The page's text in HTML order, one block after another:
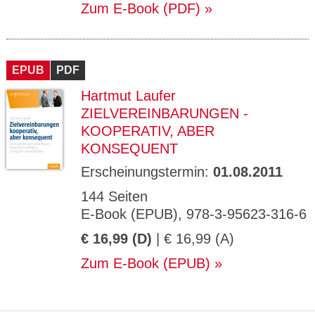
Zum E-Book (PDF)
EPUB PDF
Hartmut Laufer
ZIELVEREINBARUNGEN -
KOOPERATIV, ABER
KONSEQUENT
Erscheinungstermin: 01.08.2011
144 Seiten
E-Book (EPUB), 978-3-95623-316-6
€ 16,99 (D) | € 16,99 (A)
Zum E-Book (EPUB)